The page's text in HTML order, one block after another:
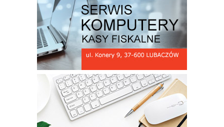
Ogólnopolskie Spotkanie Środowisk
Kresowych 2025 cz. 7